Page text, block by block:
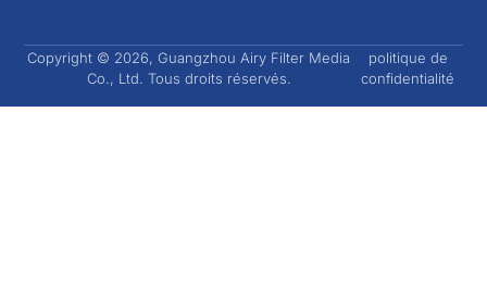
Copyright © 2026, Guangzhou Airy Filter Media
Co., Ltd. Tous droits réservés.
politique de
confidentialité